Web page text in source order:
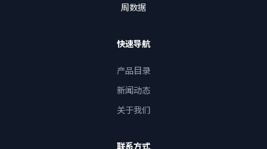
周数据
快速导航
产品目录
新闻动态
关于我们
联系方式